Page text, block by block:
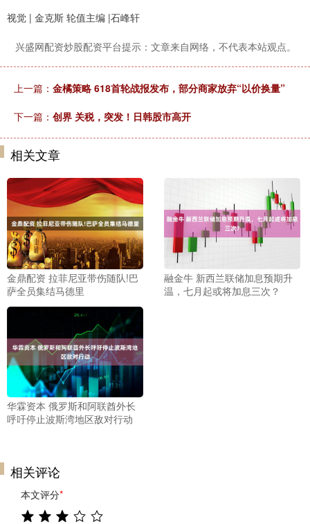
视觉 | 金克斯 轮值主编 |石峰轩
兴盛网配资炒股配资平台提示：文章来自网络，不代表本站观点。
上一篇： 金橘策略 618首轮战报发布，部分商家放弃“以价换量”
下一篇： 创界 关税，突发！日韩股市高开
相关文章
金鼎配资 拉菲尼亚带伤随队!巴
萨全员集结马德里
融金牛 新西兰联储加息预期升
温，七月起或将加息三次？
华霖资本 俄罗斯和阿联酋外长
呼吁停止波斯湾地区敌对行动
相关评论
本文评分*